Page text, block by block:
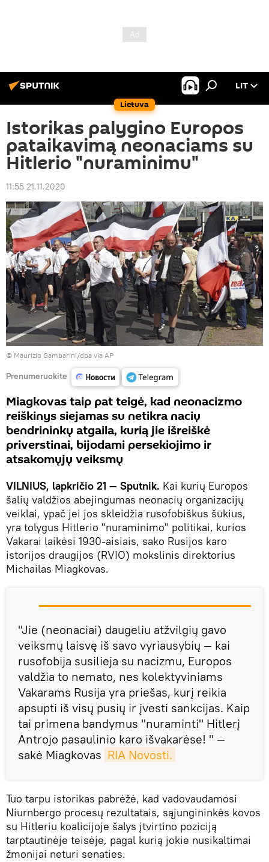
Lietuva
LIT
Istorikas palygino Europos
pataikavimą neonaciams su
Hitlerio "nuraminimu"
11:55 21.11.2020
© Maurizio Gambarini/dpa via AP
Prenumeruokite
Miagkovas taip pat teigė, kad neonacizmo
reiškinys siejamas su netikra nacių
bendrininkų atgaila, kurią jie išreiškė
priverstinai, bijodami persekiojimo ir
atsakomųjų veiksmų
VILNIUS, lapkričio 21 — Sputnik. Kai kurių Europos
šalių valdžios abejingumas neonacių organizacijų
veiklai, ypač jei jos skleidžia rusofobiškus šūkius,
yra tolygus Hitlerio "nuraminimo" politikai, kurios
Vakarai laikėsi 1930-aisiais, sako Rusijos karo
istorijos draugijos (RVIO) mokslinis direktorius
Michailas Miagkovas.
"Jie (neonaciai) daugeliu atžvilgių gavo
veiksmų laisvę iš savo vyriausybių — kai
rusofobija susilieja su nacizmu, Europos
valdžia to nemato, nes kolektyviniams
Vakarams Rusija yra priešas, kurį reikia
apsupti iš visų pusių ir įvesti sankcijas. Kaip
tai primena bandymus "nuraminti" Hitlerį
Antrojo pasaulinio karo išvakarėse! " —
sakė Miagkovas RIA Novosti.
Tuo tarpu istorikas pabrėžė, kad vadovaudamosi
Niurnbergo procesų rezultatais, sąjungininkės kovos
su Hitleriu koalicijoje šalys įtvirtino poziciją
tarptautinėje teisėje, pagal kurią jokie nusikaltimai
žmonijai neturi senaties.